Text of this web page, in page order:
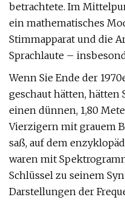
betrachtete. Im
ein mathematisches
Stimmapparat und die
Sprachlaute –
Wenn Sie Ende der
geschaut hätten,
einen dünnen, 1,80
Vierzigern mit grauem
saß, auf dem
waren mit
Schlüssel zu seinem
Darstellungen der